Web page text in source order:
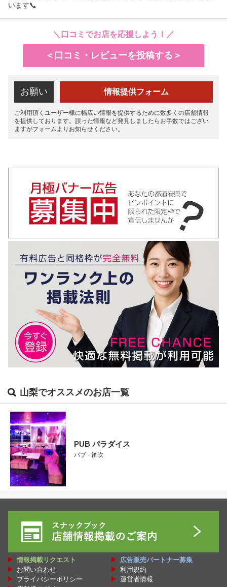
います📞
＼口コミでお店を応援しよう！／
＜口コミ・レビューを投稿する＞
お願い
ご利用頂くユーザー様に幅広い情報を提供するために数多くの店舗情報
を提供しております。誤った情報など発見しましたらお手数ではござい
ますがフォームよりお知らせください。
情報提供フォーム
山梨でオススメのお店一覧
PUB パラダイス
パブ - 笛吹
情報掲載リクエスト
広告販売パートナー募集
お問い合わせ
利用規約
プライバシーポリシー
運営者情報